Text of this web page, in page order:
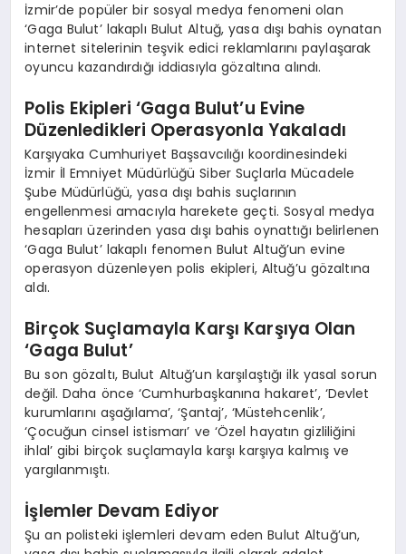
İzmir’de popüler bir sosyal medya fenomeni olan
‘Gaga Bulut’ lakaplı Bulut Altuğ, yasa dışı bahis oynatan
internet sitelerinin teşvik edici reklamlarını paylaşarak
oyuncu kazandırdığı iddiasıyla gözaltına alındı.
Polis Ekipleri ‘Gaga Bulut’u Evine
Düzenledikleri Operasyonla Yakaladı
Karşıyaka Cumhuriyet Başsavcılığı koordinesindeki
İzmir İl Emniyet Müdürlüğü Siber Suçlarla Mücadele
Şube Müdürlüğü, yasa dışı bahis suçlarının
engellenmesi amacıyla harekete geçti. Sosyal medya
hesapları üzerinden yasa dışı bahis oynattığı belirlenen
‘Gaga Bulut’ lakaplı fenomen Bulut Altuğ’un evine
operasyon düzenleyen polis ekipleri, Altuğ’u gözaltına
aldı.
Birçok Suçlamayla Karşı Karşıya Olan
‘Gaga Bulut’
Bu son gözaltı, Bulut Altuğ’un karşılaştığı ilk yasal sorun
değil. Daha önce ‘Cumhurbaşkanına hakaret’, ‘Devlet
kurumlarını aşağılama’, ‘Şantaj’, ‘Müstehcenlik’,
‘Çocuğun cinsel istismarı’ ve ‘Özel hayatın gizliliğini
ihlal’ gibi birçok suçlamayla karşı karşıya kalmış ve
yargılanmıştı.
İşlemler Devam Ediyor
Şu an polisteki işlemleri devam eden Bulut Altuğ’un,